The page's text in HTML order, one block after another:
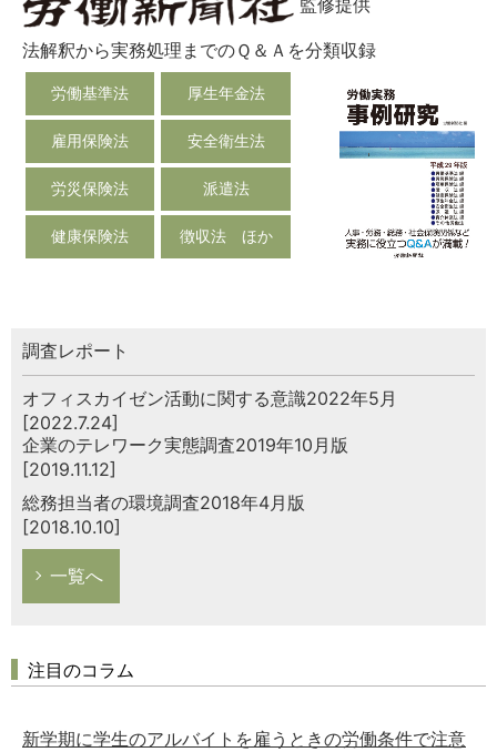
監修提供
法解釈から実務処理までのＱ＆Ａを分類収録
労働基準法 厚生年金法
雇用保険法 安全衛生法
労災保険法 派遣法
健康保険法 徴収法 ほか
調査レポート
オフィスカイゼン活動に関する意識2022年5月
[2022.7.24]
企業のテレワーク実態調査2019年10月版
[2019.11.12]
総務担当者の環境調査2018年4月版
[2018.10.10]
一覧へ
注目のコラム
新学期に学生のアルバイトを雇うときの労働条件で注意